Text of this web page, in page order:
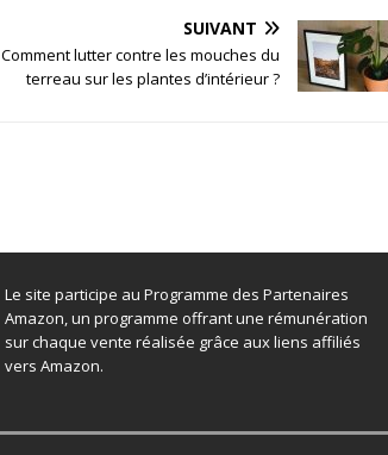
SUIVANT
Comment lutter contre les mouches du
terreau sur les plantes d’intérieur ?
Le site participe au Programme des Partenaires
Amazon, un programme offrant une rémunération
sur chaque vente réalisée grâce aux liens affiliés
vers Amazon.